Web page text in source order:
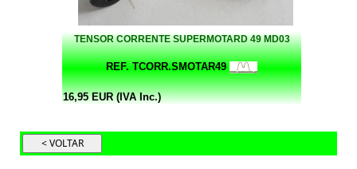
TENSOR CORRENTE SUPERMOTARD 49 MD03
REF. TCORR.SMOTAR49
16,95 EUR (IVA Inc.)